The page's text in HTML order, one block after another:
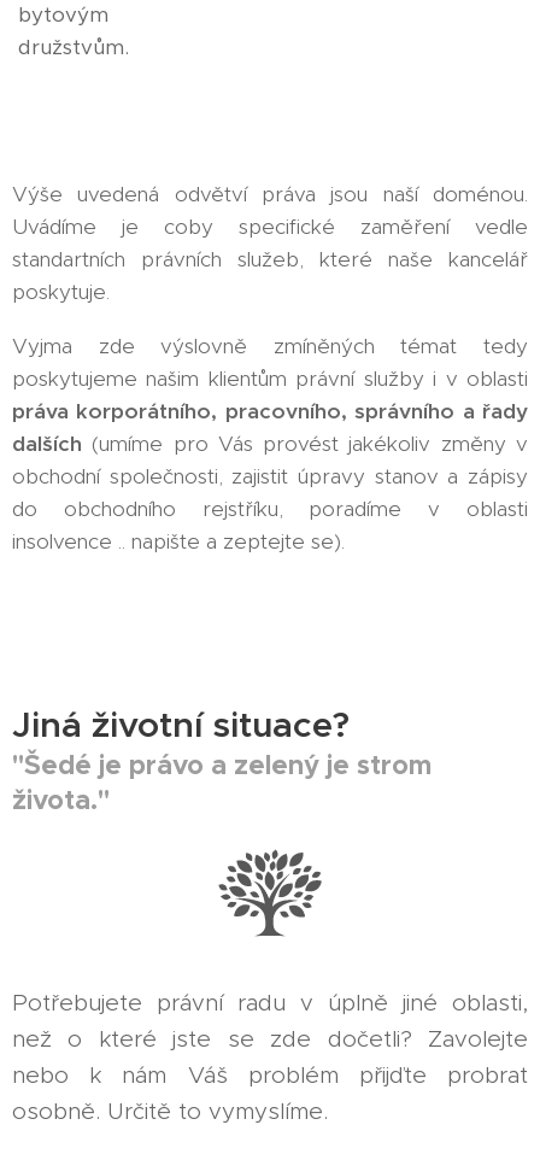
bytovým
družstvům.
Výše uvedená odvětví práva jsou naší doménou.
Uvádíme je coby specifické zaměření vedle
standartních právních služeb, které naše kancelář
poskytuje.
Vyjma zde výslovně zmíněných témat tedy
poskytujeme našim klientům právní služby i v oblasti
práva korporátního, pracovního, správního a řady
dalších (umíme pro Vás provést jakékoliv změny v
obchodní společnosti, zajistit úpravy stanov a zápisy
do obchodního rejstříku, poradíme v oblasti
insolvence .. napište a zeptejte se).
Jiná životní situace?
"Šedé je právo a zelený je strom
života."
Potřebujete právní radu v úplně jiné oblasti,
než o které jste se zde dočetli? Zavolejte
nebo k nám Váš problém přijďte probrat
osobně. Určitě to vymyslíme.